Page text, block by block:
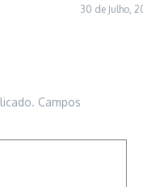
30 de Julho,
Campos